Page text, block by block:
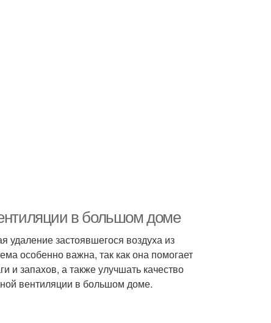
в большом доме
застоявшегося воздуха из
особенно важна, так как она помогает
и запахов, а также улучшать качество
вентиляции в большом доме.